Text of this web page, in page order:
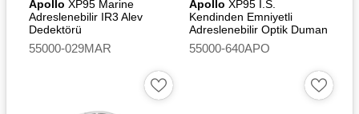
Apollo XP95 Marine
Adreslenebilir IR3 Alev
Dedektörü
55000-029MAR
Apollo XP95 I.S.
Kendinden Emniyetli
Adreslenebilir Optik Duman
Dedektörü
55000-640APO